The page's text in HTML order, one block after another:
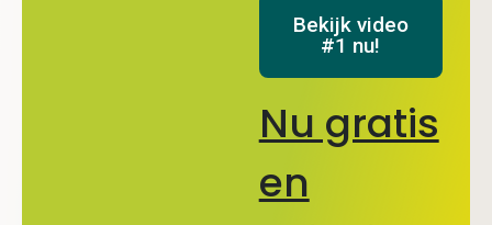
Bekijk video
#1 nu!
Nu gratis
en